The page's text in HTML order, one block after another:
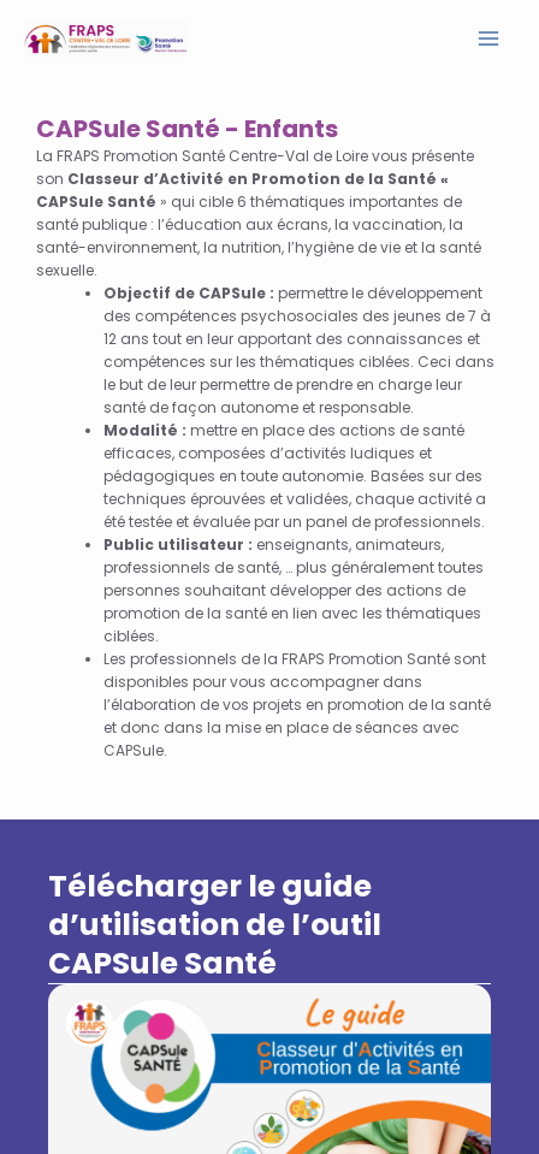
contenu
CAPSule Santé - Enfants
La FRAPS Promotion Santé Centre-Val de Loire vous présente
son Classeur d’Activité en Promotion de la Santé «
CAPSule Santé » qui cible 6 thématiques importantes de
santé publique : l’éducation aux écrans, la vaccination, la
santé-environnement, la nutrition, l’hygiène de vie et la santé
sexuelle.
Objectif de CAPSule : permettre le développement
des compétences psychosociales des jeunes de 7 à
12 ans tout en leur apportant des connaissances et
compétences sur les thématiques ciblées. Ceci dans
le but de leur permettre de prendre en charge leur
santé de façon autonome et responsable.
Modalité : mettre en place des actions de santé
efficaces, composées d’activités ludiques et
pédagogiques en toute autonomie. Basées sur des
techniques éprouvées et validées, chaque activité a
été testée et évaluée par un panel de professionnels.
Public utilisateur : enseignants, animateurs,
professionnels de santé, … plus généralement toutes
personnes souhaitant développer des actions de
promotion de la santé en lien avec les thématiques
ciblées.
Les professionnels de la FRAPS Promotion Santé sont
disponibles pour vous accompagner dans
l’élaboration de vos projets en promotion de la santé
et donc dans la mise en place de séances avec
CAPSule.
Télécharger le guide
d’utilisation de l’outil
CAPSule​ Santé